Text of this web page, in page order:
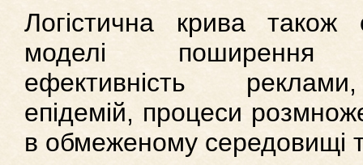
Логістична крива також
моделі поширення
ефективність
епідемій, процеси
в обмеженому середовищі